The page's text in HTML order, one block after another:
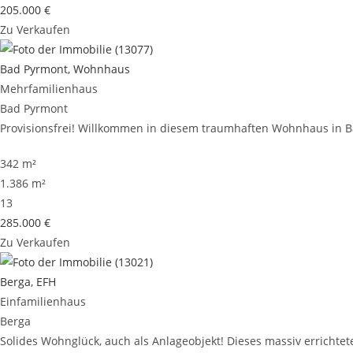
205.000 €
Zu Verkaufen
Bad Pyrmont, Wohnhaus
Mehrfamilienhaus
Bad Pyrmont
Provisionsfrei! Willkommen in diesem traumhaften Wohnhaus in
342 m²
1.386 m²
13
285.000 €
Zu Verkaufen
Berga, EFH
Einfamilienhaus
Berga
Solides Wohnglück, auch als Anlageobjekt! Dieses massiv